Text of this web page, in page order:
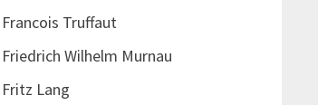
Francois Truffaut
Friedrich Wilhelm Murnau
Fritz Lang